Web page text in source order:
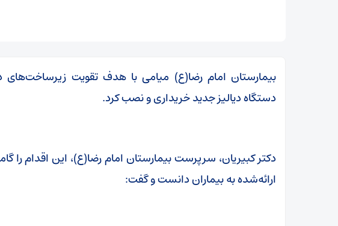
بیمارستان امام رضا(ع) میامی با هدف تقویت
دستگاه دیالیز جدید خریداری و نصب کرد.
دکتر کبیریان، سرپرست بیمارستان امام رضا(ع)، این اقدام
ارائه‌شده به بیماران دانست و گفت:
عراقچی در پیامی درگذشت ابوالقاسم قاسم‌زاده را